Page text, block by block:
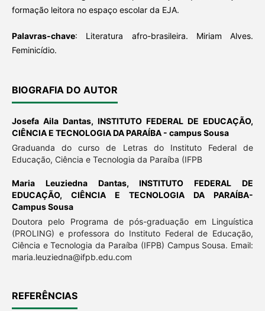
formação leitora no espaço escolar da EJA.
Palavras-chave: Literatura afro-brasileira. Miriam Alves.
Feminicídio.
BIOGRAFIA DO AUTOR
Josefa Aila Dantas, INSTITUTO FEDERAL DE EDUCAÇÃO,
CIÊNCIA E TECNOLOGIA DA PARAÍBA - campus Sousa
Graduanda do curso de Letras do Instituto Federal de
Educação, Ciência e Tecnologia da Paraíba (IFPB
Maria Leuziedna Dantas,INSTITUTO FEDERAL DE
EDUCAÇÃO, CIÊNCIA E TECNOLOGIA DA PARAÍBA-
Campus Sousa
Doutora pelo Programa de pós-graduação em Linguística
(PROLING) e professora do Instituto Federal de Educação,
Ciência e Tecnologia da Paraíba (IFPB) Campus Sousa. Email:
maria.leuziedna@ifpb.edu.com
REFERÊNCIAS